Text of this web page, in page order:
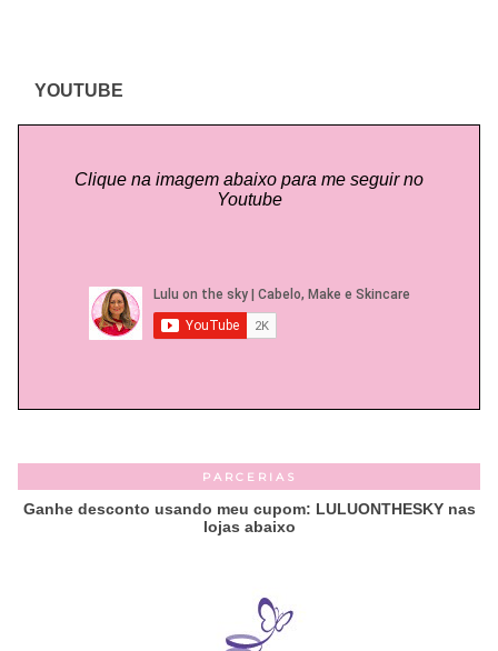
YOUTUBE
Clique na imagem abaixo para me seguir no
Youtube
PARCERIAS
Ganhe desconto usando meu cupom: LULUONTHESKY nas
lojas abaixo